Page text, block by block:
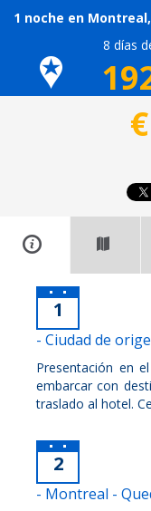
1 noche en
8 días
€
1
- Ciudad de
Presentación en
embarcar con
traslado al hotel.
2
- Montreal -